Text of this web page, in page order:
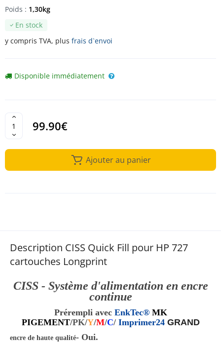
En stock
y compris TVA, plus frais d`envoi
Poids : 1,30kg
Disponible immédiatement
99.90€
Ajouter au panier
Description CISS Quick Fill pour HP 727
cartouches Longprint
CISS - Système d'alimentation en encre
continue
Prérempli avec EnkTec® MK
PIGEMENT/PK/Y/M/C/ Imprimer24 GRAND
encre de haute qualité- Oui.